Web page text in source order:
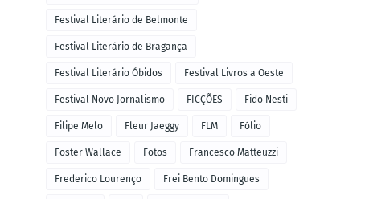
Festival Literário de Belmonte
Festival Literário de Bragança
Festival Literário Óbidos Festival Livros a Oeste
Festival Novo Jornalismo FICÇÕES Fido Nesti
Filipe Melo Fleur Jaeggy FLM Fólio
Foster Wallace Fotos Francesco Matteuzzi
Frederico Lourenço Frei Bento Domingues